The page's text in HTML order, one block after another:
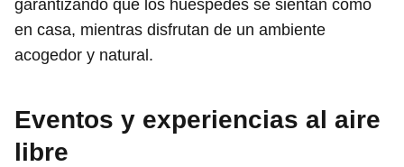
garantizando que los huéspedes se sientan como
en casa, mientras disfrutan de un ambiente
acogedor y natural.
Eventos y experiencias al aire
libre